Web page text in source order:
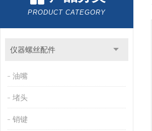
PRODUCT CATEGORY
仪器螺丝配件
油嘴
堵头
销键